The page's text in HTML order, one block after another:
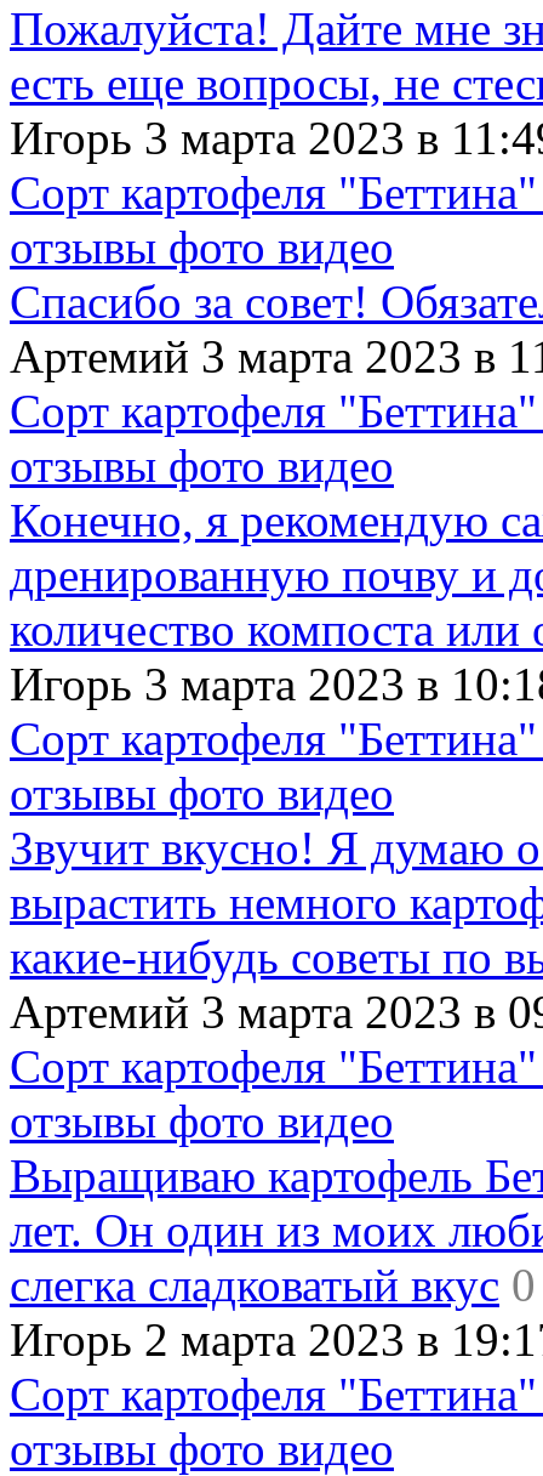
Пожалуйста! Дайте мне
есть еще вопросы, не
Игорь 3 марта 2023 в
Сорт картофеля
отзывы фото видео
Спасибо за совет!
Артемий 3 марта 2023 в
Сорт картофеля
отзывы фото видео
Конечно, я рекомендую
дренированную почву и
количество компоста
Игорь 3 марта 2023 в
Сорт картофеля
отзывы фото видео
Звучит вкусно! Я думаю
вырастить немного
какие-нибудь советы по
Артемий 3 марта 2023 в
Сорт картофеля
отзывы фото видео
Выращиваю картофель
лет. Он один из моих
слегка сладковатый вкус 0
Игорь 2 марта 2023 в
Сорт картофеля
отзывы фото видео